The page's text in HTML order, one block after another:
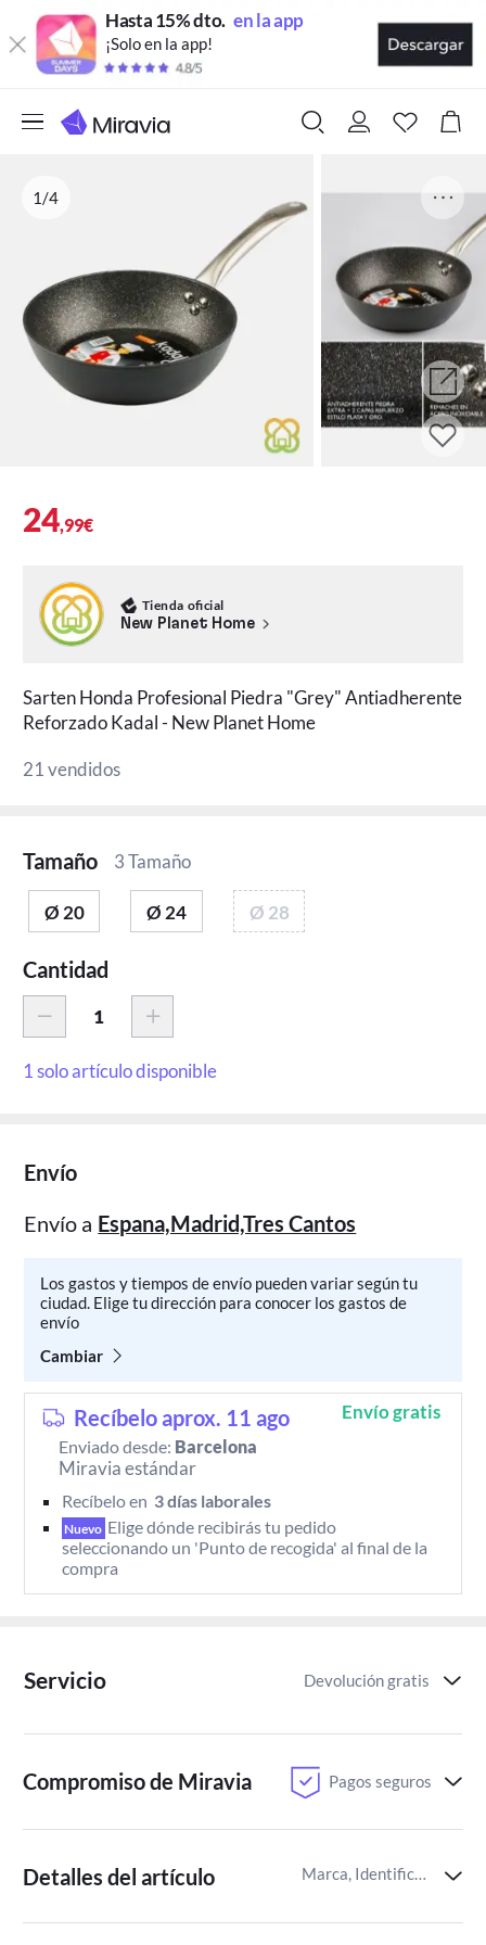
Hasta 15% dto. en la app
¡Solo en la app!
1/4
24,99€
Tienda oficial
New Planet Home
Sarten Honda Profesional Piedra "Grey" Antiadherente
Reforzado Kadal - New Planet Home
21 vendidos
Tamaño 3 Tamaño
Ø 20 Ø 24 Ø 28
Cantidad
1 solo artículo disponible
Envío
Envío a Espana,Madrid,Tres Cantos
Los gastos y tiempos de envío pueden variar según tu
ciudad. Elige tu dirección para conocer los gastos de
envío
Cambiar
Recíbelo aprox. 11 ago Envío gratis
Enviado desde: Barcelona
Miravia estándar
Recíbelo en 3 días laborales
Nuevo Elige dónde recibirás tu pedido
seleccionando un 'Punto de recogida' al final de la
compra
Servicio Devolución gratis
Compromiso de Miravia Pagos seguros
Detalles del artículo Marca, Identificador del artículo de Miravia